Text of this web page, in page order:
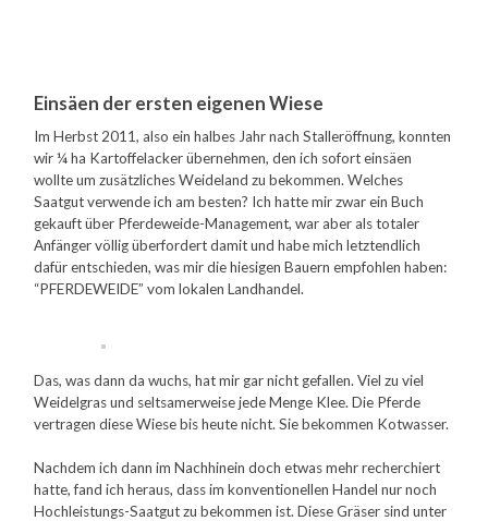
Einsäen der ersten eigenen Wiese
Im Herbst 2011, also ein halbes Jahr nach Stalleröffnung, konnten
wir ¼ ha Kartoffelacker übernehmen, den ich sofort einsäen
wollte um zusätzliches Weideland zu bekommen. Welches
Saatgut verwende ich am besten? Ich hatte mir zwar ein Buch
gekauft über Pferdeweide-Management, war aber als totaler
Anfänger völlig überfordert damit und habe mich letztendlich
dafür entschieden, was mir die hiesigen Bauern empfohlen haben:
“PFERDEWEIDE” vom lokalen Landhandel.
Das, was dann da wuchs, hat mir gar nicht gefallen. Viel zu viel
Weidelgras und seltsamerweise jede Menge Klee. Die Pferde
vertragen diese Wiese bis heute nicht. Sie bekommen Kotwasser.
Nachdem ich dann im Nachhinein doch etwas mehr recherchiert
hatte, fand ich heraus, dass im konventionellen Handel nur noch
Hochleistungs-Saatgut zu bekommen ist. Diese Gräser sind unter